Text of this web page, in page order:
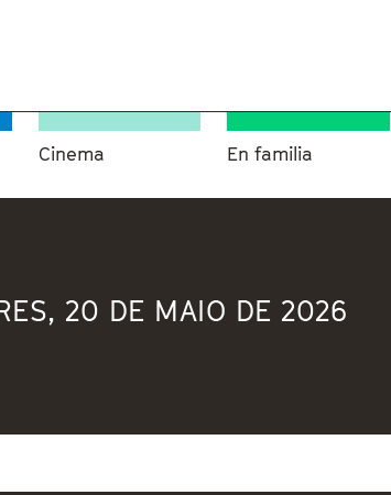
Cinema En familia
20 DE MAIO DE 2026